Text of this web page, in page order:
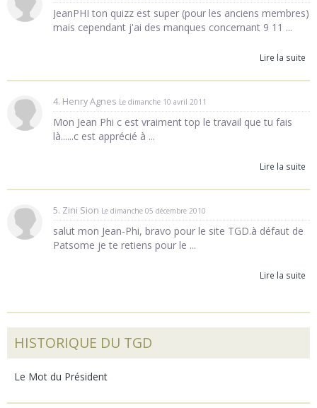
JeanPHI ton quizz est super (pour les anciens membres)
mais cependant j'ai des manques concernant 9 11 ...
Lire la suite
4. Henry Agnes Le dimanche 10 avril 2011
Mon Jean Phi c est vraiment top le travail que tu fais
là......c est apprécié à ...
Lire la suite
5. Zini Sion Le dimanche 05 décembre 2010
salut mon Jean-Phi, bravo pour le site TGD.à défaut de
Patsome je te retiens pour le ...
Lire la suite
HISTORIQUE DU TGD
Le Mot du Président